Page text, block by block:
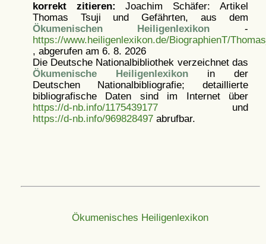
korrekt zitieren: Joachim Schäfer: Artikel
Thomas Tsuji und Gefährten, aus dem
Ökumenischen Heiligenlexikon -
https://www.heiligenlexikon.de/BiographienT/
, abgerufen am 6. 8. 2026
Die Deutsche Nationalbibliothek verzeichnet das
Ökumenische Heiligenlexikonin der
Deutschen Nationalbibliografie; detaillierte
bibliografische Daten sind im Internet über
https://d-nb.info/1175439177und
https://d-nb.info/969828497abrufbar.
Ökumenisches Heiligenlexikon